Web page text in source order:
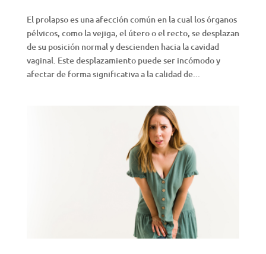
El prolapso es una afección común en la cual los órganos
pélvicos, como la vejiga, el útero o el recto, se desplazan
de su posición normal y descienden hacia la cavidad
vaginal. Este desplazamiento puede ser incómodo y
afectar de forma significativa a la calidad de...